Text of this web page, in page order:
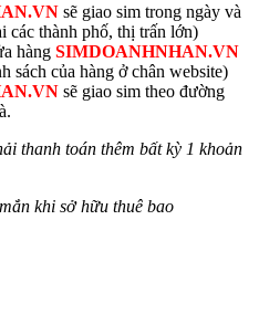
sẽ giao sim trong ngày và
các thành phố, thị trấn lớn)
hàng SIMDOANHNHAN.VN
sách của hàng ở chân website)
sẽ giao sim theo đường
thanh toán thêm bất kỳ 1 khoản
khi sở hữu thuê bao